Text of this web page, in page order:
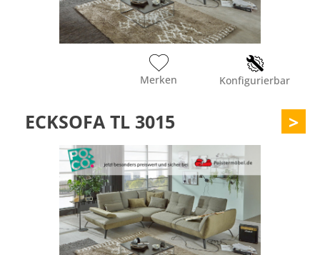
Merken Konfigurierbar
ECKSOFA TL 3015 >